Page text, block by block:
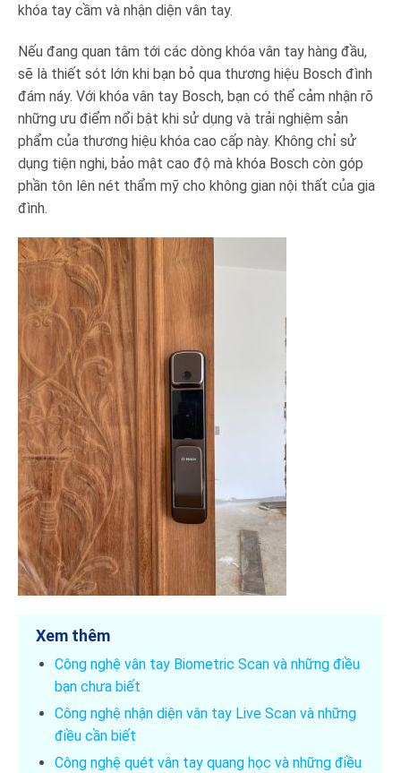
khóa tay cầm và nhận diện vân tay.
Nếu đang quan tâm tới các dòng khóa vân tay hàng đầu,
sẽ là thiết sót lớn khi bạn bỏ qua thương hiệu Bosch đình
đám náy. Với khóa vân tay Bosch, bạn có thể cảm nhận rõ
những ưu điểm nổi bật khi sử dụng và trải nghiệm sản
phẩm của thương hiệu khóa cao cấp này. Không chỉ sử
dụng tiện nghi, bảo mật cao độ mà khóa Bosch còn góp
phần tôn lên nét thẩm mỹ cho không gian nội thất của gia
đình.
Xem thêm
Công nghệ vân tay Biometric Scan và những điều
bạn chưa biết
Công nghệ nhận diện vân tay Live Scan và những
điều cần biết
Công nghệ quét vân tay quang học và những điều